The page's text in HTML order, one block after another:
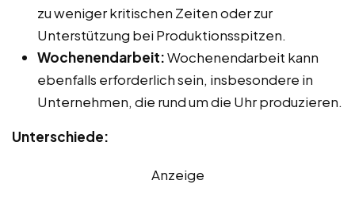
zu weniger kritischen Zeiten oder zur
Unterstützung bei Produktionsspitzen.
Wochenendarbeit:Wochenendarbeit kann
ebenfalls erforderlich sein, insbesondere in
Unternehmen, die rund um die Uhr produzieren.
Unterschiede:
Anzeige